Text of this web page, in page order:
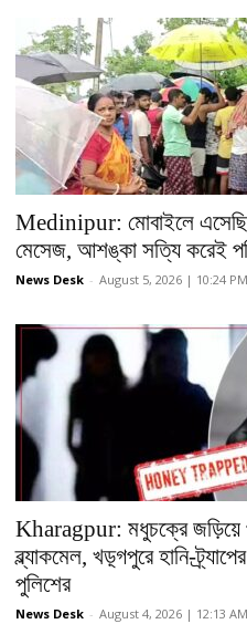
Medinipur: মোবাইলে
মেসেজ, আশঙ্কা সত্যি করেই
News Desk - August 5, 2026 | 10:24 PM
Kharagpur: মধুচক্রে জড়িয়ে
ব্ল্যাকমেল, খড়্গপুরে হানি-
পুলিশের
News Desk - August 4, 2026 | 12:13 AM